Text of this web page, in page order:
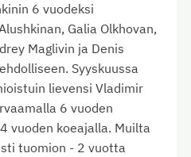
6 vuodeksi
Galia Olkhovan,
Maglivin ja Denis
Syyskuussa
lievensi Vladimir
6 vuoden
vuoden koeajalla. Muilta
tuomion - 2 vuotta